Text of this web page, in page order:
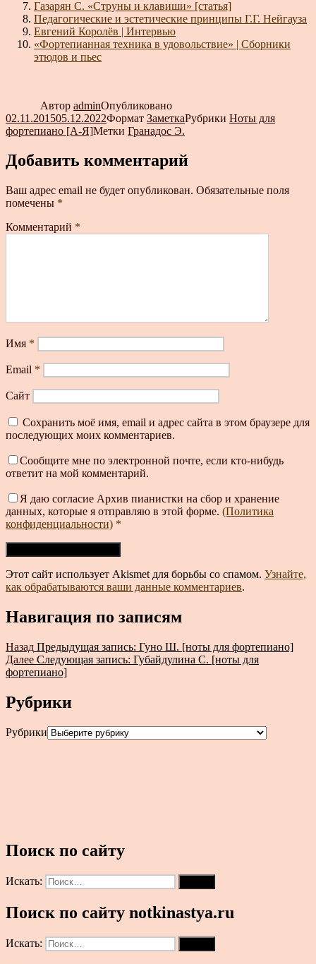
Газарян С. «Струны и клавиши» [статья]
Педагогические и эстетические принципы Г.Г. Нейгауза
Евгений Королёв | Интервью
«Фортепианная техника в удовольствие» | Сборники
этюдов и пьес
Автор adminОпубликовано
02.11.201505.12.2022Формат ЗаметкаРубрики Ноты для
фортепиано [А-Я]Метки Гранадос Э.
Добавить комментарий
Ваш адрес email не будет опубликован. Обязательные поля
помечены *
Комментарий *
Имя *
Email *
Сайт
Сохранить моё имя, email и адрес сайта в этом браузере для
последующих моих комментариев.
Сообщите мне по электронной почте, если кто-нибудь
ответит на мой комментарий.
Я даю согласие Архив пианистки на сбор и хранение
данных, которые я отправляю в этой форме. (Политика
конфиденциальности) *
Этот сайт использует Akismet для борьбы со спамом. Узнайте,
как обрабатываются ваши данные комментариев.
Навигация по записям
Назад Предыдущая запись: Гуно Ш. [ноты для фортепиано]
Далее Следующая запись: Губайдулина С. [ноты для
фортепиано]
Рубрики
Рубрики
Поиск по сайту
Искать:
Поиск по сайту notkinastya.ru
Искать: